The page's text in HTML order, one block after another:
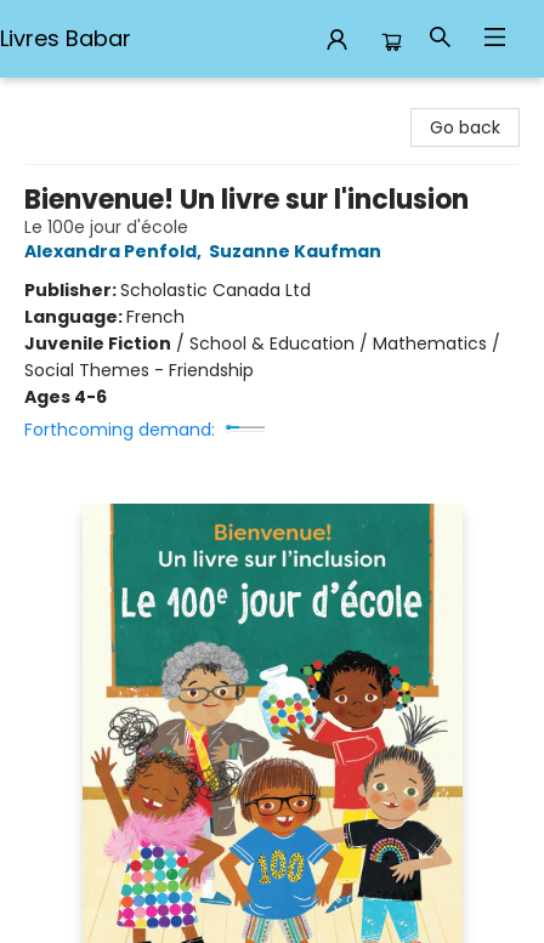
Livres Babar
Go back
Bienvenue! Un livre sur l'inclusion
Le 100e jour d'école
Alexandra Penfold, Suzanne Kaufman
Publisher:Scholastic Canada Ltd
Language:French
Juvenile Fiction / School & Education / Mathematics /
Social Themes - Friendship
Ages 4-6
Forthcoming demand: